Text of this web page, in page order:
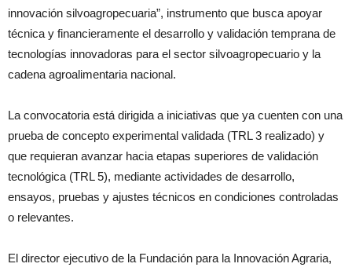
innovación silvoagropecuaria”, instrumento que busca apoyar
técnica y financieramente el desarrollo y validación temprana de
tecnologías innovadoras para el sector silvoagropecuario y la
cadena agroalimentaria nacional.
La convocatoria está dirigida a iniciativas que ya cuenten con una
prueba de concepto experimental validada (TRL 3 realizado) y
que requieran avanzar hacia etapas superiores de validación
tecnológica (TRL 5), mediante actividades de desarrollo,
ensayos, pruebas y ajustes técnicos en condiciones controladas
o relevantes.
El director ejecutivo de la Fundación para la Innovación Agraria,